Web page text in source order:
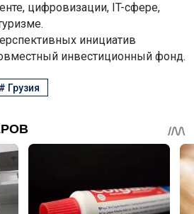
цифровизации, IT-сфере,
инициатив
инвестиционный фонд.
# Грузия